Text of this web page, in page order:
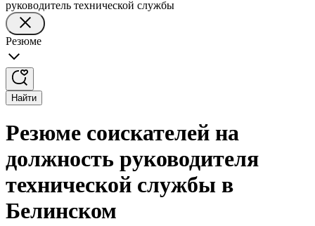
руководитель технической службы
Резюме
Найти
Резюме соискателей на
должность руководителя
технической службы в
Белинском